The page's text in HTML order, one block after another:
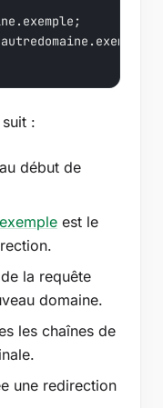
:
début de
est le
la requête
domaine.
les chaînes de
une redirection